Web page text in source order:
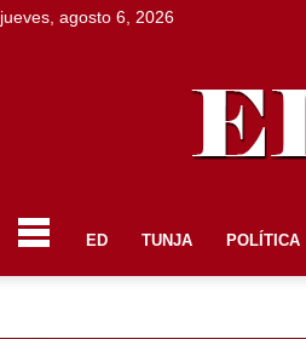
jueves, agosto 6, 2026
ED TUNJA POLÍTICA